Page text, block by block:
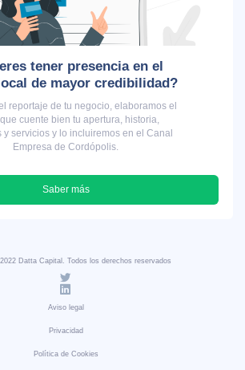
tener presencia en el
de mayor credibilidad?
reportaje de tu negocio, elaboramos el
cuente bien tu apertura, historia,
y servicios y lo incluiremos en el Canal
Empresa de Cordópolis.
Saber más
Datta Capital. Todos los derechos reservados
Aviso legal
Privacidad
Política de Cookies